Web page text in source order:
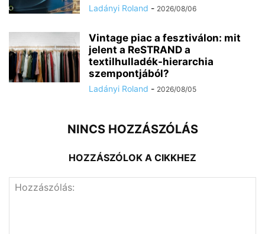
Ladányi Roland - 2026/08/06
Vintage piac a fesztiválon: mit
jelent a ReSTRAND a
textilhulladék-hierarchia
szempontjából?
Ladányi Roland - 2026/08/05
NINCS HOZZÁSZÓLÁS
HOZZÁSZÓLOK A CIKKHEZ